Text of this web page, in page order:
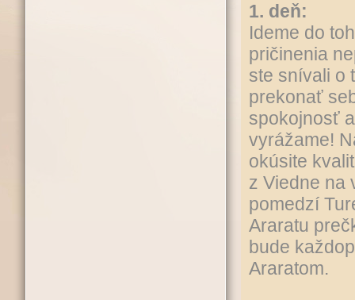
1. deň:
Ideme do
pričinenia
ste snívali o
prekonať
spokojnosť
vyrážame!
okúsite
z Viedne na
pomedzí
Araratu
bude
Araratom.